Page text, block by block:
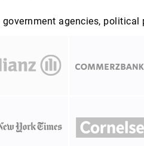
agencies,